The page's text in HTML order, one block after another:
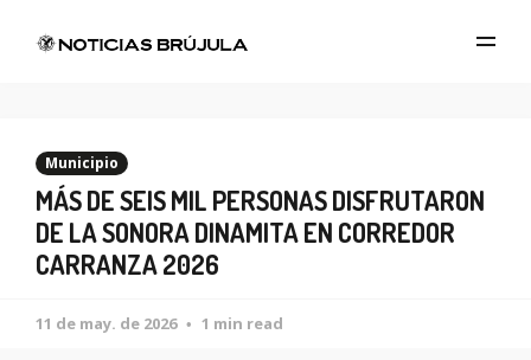
Municipio
MÁS DE SEIS MIL PERSONAS DISFRUTARON
DE LA SONORA DINAMITA EN CORREDOR
CARRANZA 2026
11 de may. de 2026 1 min read